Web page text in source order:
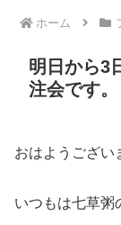
ホーム
明日から3
注会です。
おはようござい
いつもは七草粥